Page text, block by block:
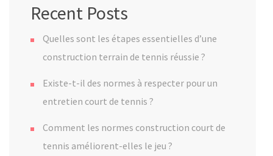
Recent Posts
Quelles sont les étapes essentielles d’une
construction terrain de tennis réussie ?
Existe-t-il des normes à respecter pour un
entretien court de tennis ?
Comment les normes construction court de
tennis améliorent-elles le jeu ?